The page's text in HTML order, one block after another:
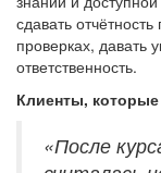
сдавать
проверках, давать
ответственность.
Клиенты,
«После